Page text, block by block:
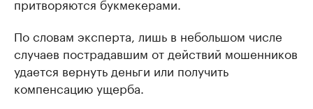
притворяются букмекерами.
По словам эксперта, лишь в небольшом числе
случаев пострадавшим от действий мошенников
удается вернуть деньги или получить
компенсацию ущерба.